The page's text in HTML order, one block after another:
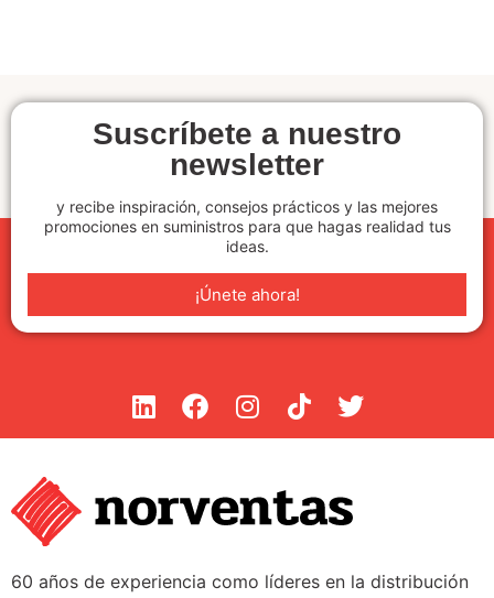
Suscríbete a nuestro
newsletter
y recibe inspiración, consejos prácticos y las mejores
promociones en suministros para que hagas realidad tus
ideas.
¡Únete ahora!
60 años de experiencia como líderes en la distribución